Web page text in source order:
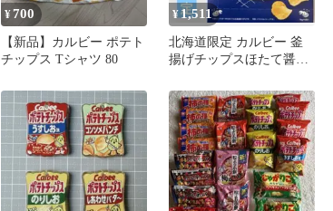
¥700
【新品】カルビー ポテト
チップス Tシャツ 80
¥1,511
北海道限定 カルビー 釜
揚げチップスほたて醤油
限定